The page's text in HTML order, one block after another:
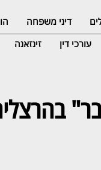
דיני משפחה
עורכי דין זינזאנה